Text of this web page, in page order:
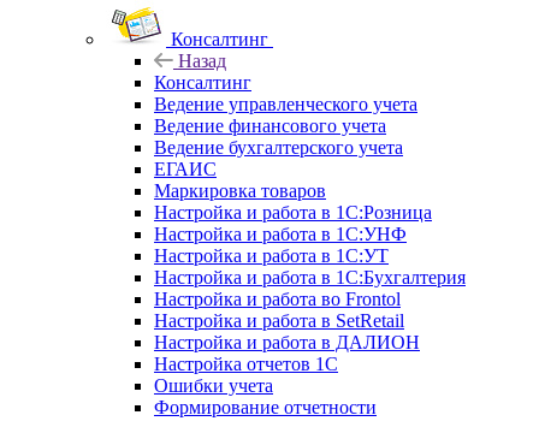
Консалтинг
Назад
Консалтинг
Ведение управленческого учета
Ведение финансового учета
Ведение бухгалтерского учета
ЕГАИС
Маркировка товаров
Настройка и работа в 1С:Розница
Настройка и работа в 1С:УНФ
Настройка и работа в 1С:УТ
Настройка и работа в 1С:Бухгалтерия
Настройка и работа во Frontol
Настройка и работа в SetRetail
Настройка и работа в ДАЛИОН
Настройка отчетов 1С
Ошибки учета
Формирование отчетности